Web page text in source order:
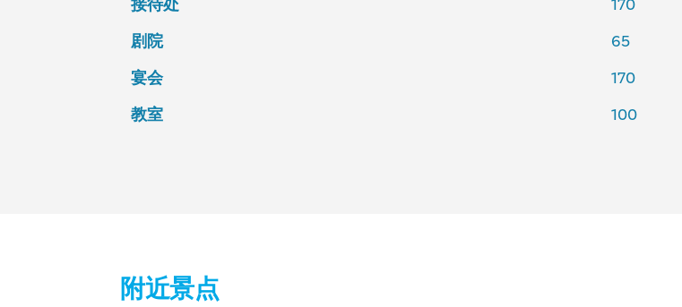
接待处
170
剧院
65
宴会
170
教室
100
附近景点